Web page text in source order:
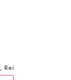
Repress